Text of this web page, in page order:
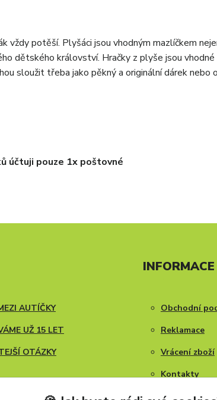
vždy potěší. Plyšáci jsou vhodným mazlíčkem
dětského království. Hračky z plyše jsou
sloužit třeba jako pěkný a originální dárek nebo
účtuji pouze 1x poštovné
AUTÍČKY
UŽ 15 LET
OTÁZKY
Obchodní
Reklamace
Vrácení zboží
Kontakty
Blog